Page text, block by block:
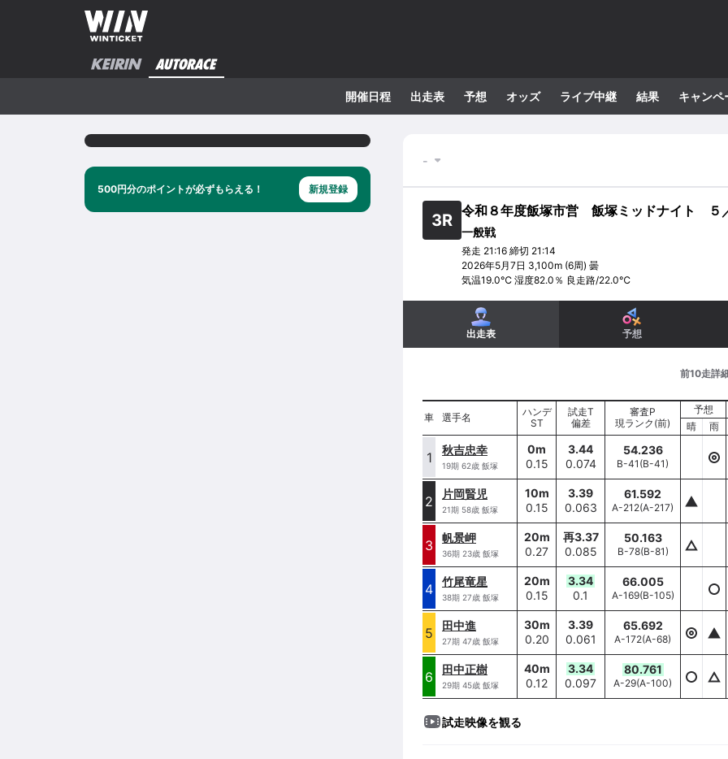
開催日程 出走表 予想 オッズ ライブ中継 結果 キャンペ
500円分のポイントが必ずもらえる！ 新規登録
-
3R 令和８年度飯塚市営 飯塚ミッドナイト ５
一般戦
発走 21:16 締切 21:14
2026年5月7日 3,100m (6周) 曇
気温19.0℃ 湿度82.0 ％ 良走路/22.0℃
4R
一般戦
出走表 予想
前10走詳
車 選手名
ハンデ/ST
1 秋吉忠幸
0m/0.15
2 片岡賢児
10m/ 0.15
3 帆景岬
20m/ 0.27
4 竹尾竜星
20m/ 0.15
5 田中進
30m/ 0.20
6 田中正樹
40m/ 0.12
車 選手名
ハンデ
ST
試走T
偏差
審査P
現ランク(前)
予想
晴
雨
1 秋吉忠幸
19期 62歳 飯塚
0m
0.15
3.44
0.074
54.236
B-41 (B-41)
2 片岡賢児
21期 58歳 飯塚
10m
0.15
3.39
0.063
61.592
A-212(A-217)
3 帆景岬
36期 23歳 飯塚
20m
0.27
再3.37
0.085
50.163
B-78(B-81)
4 竹尾竜星
38期 27歳 飯塚
20m
0.15
3.34
0.1
66.005
A-169(B-105)
5 田中進
27期 47歳 飯塚
30m
0.20
3.39
0.061
65.692
A-172(A-68)
6 田中正樹
29期 45歳 飯塚
40m
0.12
3.34
0.097
80.761
A-29(A-100)
試走映像を観る